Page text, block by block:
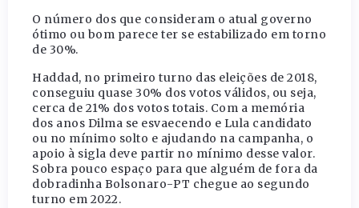
O número dos que consideram o atual governo
ótimo ou bom parece ter se estabilizado em torno
de 30%.
Haddad, no primeiro turno das eleições de 2018,
conseguiu quase 30% dos votos válidos, ou seja,
cerca de 21% dos votos totais. Com a memória
dos anos Dilma se esvaecendo e Lula candidato
ou no mínimo solto e ajudando na campanha, o
apoio à sigla deve partir no mínimo desse valor.
Sobra pouco espaço para que alguém de fora da
dobradinha Bolsonaro-PT chegue ao segundo
turno em 2022.